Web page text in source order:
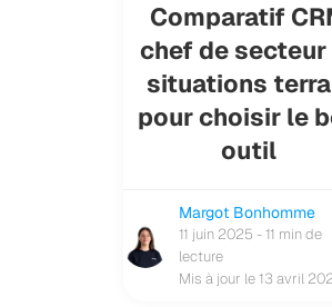
Comparatif
chef de secteur
situations
pour choisir le
outil
Margot Bonhomme
11 juin 2025 - 11 min de
lecture
Mis à jour le 13 avril